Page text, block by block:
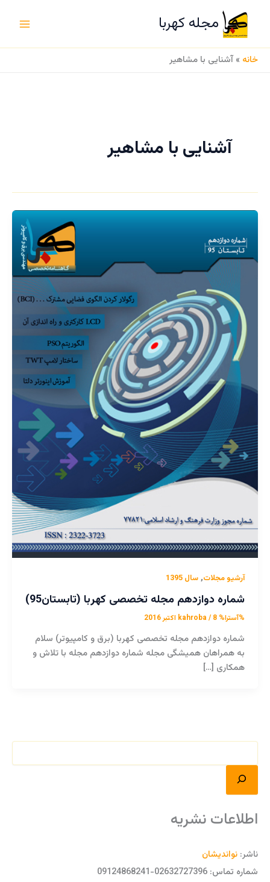
مجله کهربا
خانه » آشنایی با مشاهیر
آشنایی با مشاهیر
آرشیو مجلات, سال 1395
شماره دوازدهم مجله تخصصی کهربا (تابستان95)
%آسترا% kahroba/ 8 اکتبر 2016
شماره دوازدهم مجله تخصصی کهربا (برق و کامپیوتر) سلام
به همراهان همیشگی مجله شماره دوازدهم مجله با تلاش و
همکاری […]
و
اطلاعات نشریه
ناشر: نواندیشان
شماره تماس: 02632727396-09124868241